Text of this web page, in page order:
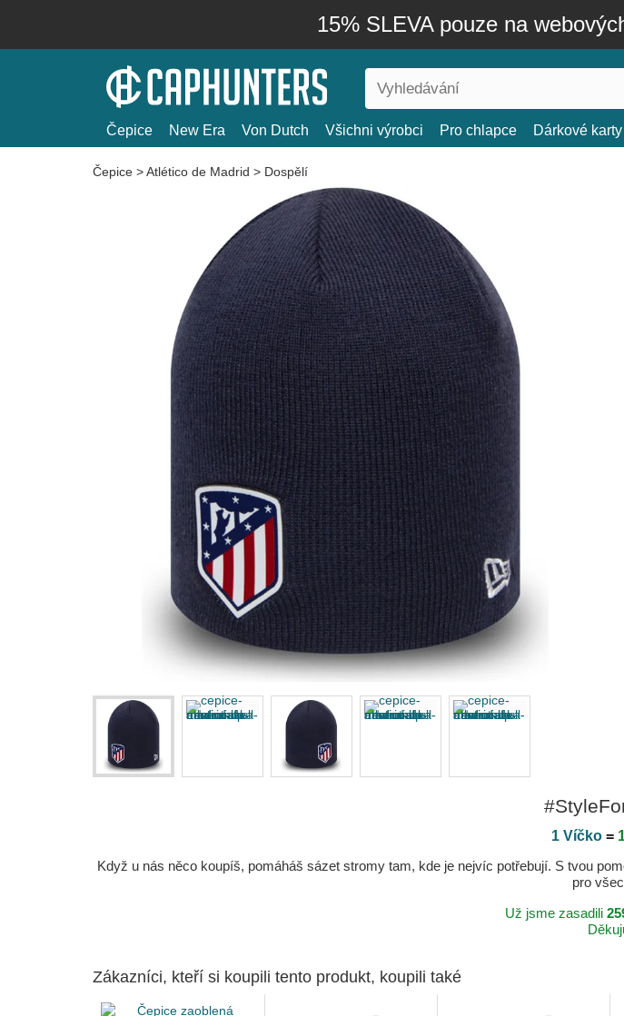
15% SLEVA pouze na
Čepice New Era Von Dutch Všichni výrobci Pro chlapce Dárkové karty
Čepice >Atlético de Madrid > Dospělí
1 Víčko =
Když u nás něco koupíš, pomáháš sázet stromy tam, kde je nejvíc potřebují. S tvou
pro
Už jsme zasadili
Zákazníci, kteří si koupili tento produkt, koupili také